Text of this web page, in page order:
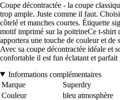
Coupe décontractée - la coupe
trop ample. Juste comme il faut.
côtelé et manches courtes. Étiquette
motif imprimé sur la poitrineCe t-shirt
apportera une touche de couleur et de
Avec sa coupe décontractée idéale et
confortable il est fun éclatant et parfait
Informations complémentaires
Marque
Superdry
Couleur
bleu atmosphère